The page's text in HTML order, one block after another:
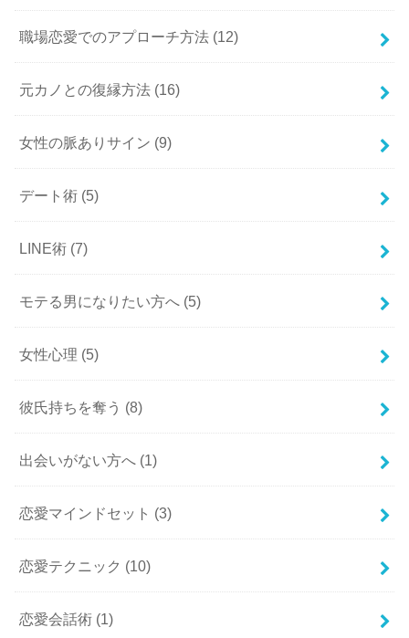
職場恋愛でのアプローチ方法 (12)
元カノとの復縁方法 (16)
女性の脈ありサイン (9)
デート術 (5)
LINE術 (7)
モテる男になりたい方へ (5)
女性心理 (5)
彼氏持ちを奪う (8)
出会いがない方へ (1)
恋愛マインドセット (3)
恋愛テクニック (10)
恋愛会話術 (1)